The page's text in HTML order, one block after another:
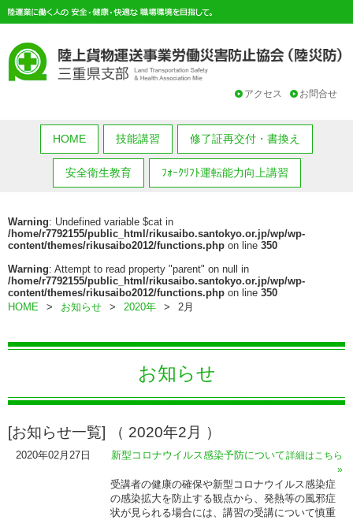
お問合せ
アクセス
HOME 技能講習 修了証再交付・書換え
安全衛生教育 ﾌｫｰｸﾘﾌﾄ運転能力向上講習
Warning: Undefined variable $cat in
/home/r7792155/public_html/rikusaibo.santokyo.or.jp/wp/wp-
content/themes/rikusaibo2012/functions.php on line 350
Warning: Attempt to read property "parent" on null in
/home/r7792155/public_html/rikusaibo.santokyo.or.jp/wp/wp-
content/themes/rikusaibo2012/functions.php on line 350
HOME
> お知らせ > 2020年 > 2月
お知らせ
[お知らせ一覧] （ 2020年2月 ）
2020年02月27日 新型コロナウイルス感染予防について詳細はこちら
»
受講者の健康の確保や新型コロナウイルス感染症
の感染拡大を防止する観点から、発熱等の風邪症
状が見られる場合には、講習の受講について慎重